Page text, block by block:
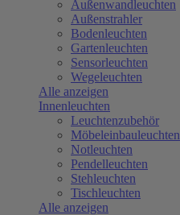
Außenwandleuchten
Außenstrahler
Bodenleuchten
Gartenleuchten
Sensorleuchten
Wegeleuchten
Alle anzeigen
Innenleuchten
Leuchtenzubehör
Möbeleinbauleuchten
Notleuchten
Pendelleuchten
Stehleuchten
Tischleuchten
Alle anzeigen